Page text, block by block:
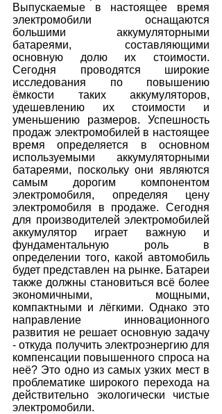
Выпускаемые в настоящее время
электромобили оснащаются
большими аккумуляторными
батареями, составляющими
основную долю их стоимости.
Сегодня проводятся широкие
исследования по повышению
ёмкости таких аккумуляторов,
удешевлению их стоимости и
уменьшению размеров. Успешность
продаж электромобилей в настоящее
время определяется в основном
используемыми аккумуляторными
батареями, поскольку они являются
самым дорогим компонентом
электромобиля, определяя цену
электромобиля в продаже. Сегодня
для производителей электромобилей
аккумулятор играет важную и
фундаментальную роль в
определении того, какой автомобиль
будет представлен на рынке. Батареи
также должны становиться всё более
экономичными, мощными,
компактными и лёгкими. Однако это
направление инновационного
развития не решает основную задачу
- откуда получить электроэнергию для
компенсации повышенного спроса на
неё? Это одно из самых узких мест в
проблематике широкого перехода на
действительно экологически чистые
электромобили.